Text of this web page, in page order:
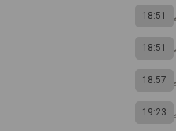
18:51
18:51
18:57
19:23